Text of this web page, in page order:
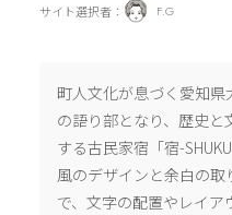
サイト選択者： F.G
町人文化が息づく愛知
の語り部となり、歴史
する古民家宿「宿-
風のデザインと余白の取
で、文字の配置やレイア